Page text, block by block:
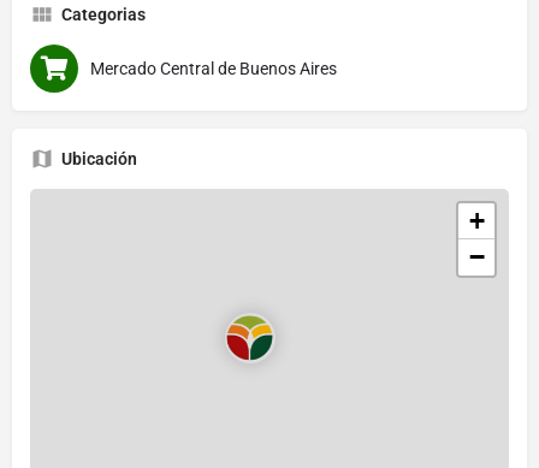
Categorias
Mercado Central de Buenos Aires
Ubicación
+
−